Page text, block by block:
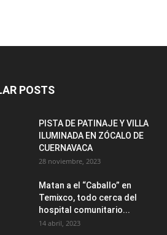
POSTS
PISTA DE PATINAJE Y VILLA
ILUMINADA EN ZÓCALO DE
CUERNAVACA
28 noviembre, 2023
Matan a el “Caballo” en
Temixco, todo cerca del
hospital comunitario...
14 abril, 2023